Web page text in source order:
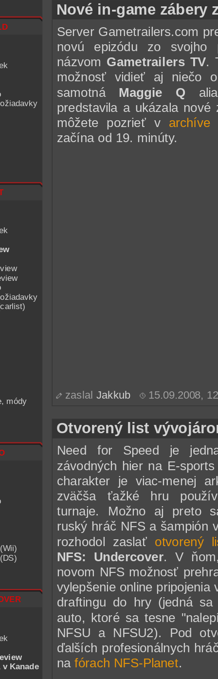
módy
v Kanade
Nové in-game zábery
Server Gametrailers.com
novú epizódu zo
názvom Gametrailers TV.
možnosť vidieť aj niečo
samotná Maggie Q
predstavila a ukázala
môžete pozrieť v archíve
začína od 19. minúty.
zaslal Jakkub 15.09.2008,
Otvorený list
Need for Speed je
závodných hier na E-
charakter je viac-menej
zväčša ťažké hru
turnaje. Možno aj preto
ruský hráč NFS a šampión
rozhodol zaslať otvorený
NFS: Undercover. V
novom NFS možnosť
vylepšenie online
draftingu do hry (jedná
auto, ktoré sa tesne
NFSU a NFSU2). Pod
ďalších profesionálnych
nafórach NFS-Planet.